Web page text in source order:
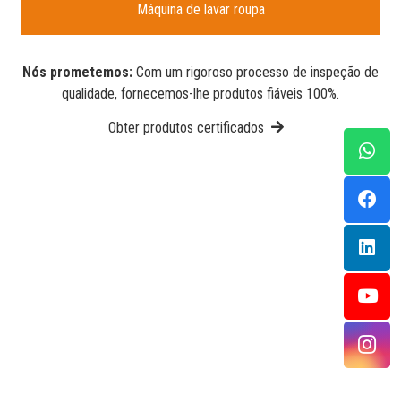
Máquina de lavar roupa
Nós prometemos: Com um rigoroso processo de inspeção de
qualidade, fornecemos-lhe produtos fiáveis 100%.
Obter produtos certificados